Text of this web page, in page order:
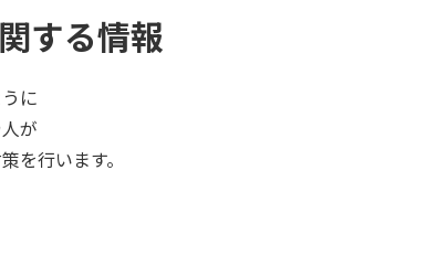
する情報
に
が
を行います。